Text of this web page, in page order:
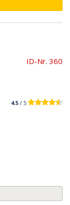
ID-Nr. 360
4.5 / 5